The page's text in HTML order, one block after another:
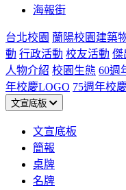
海報街
台北校園 蘭陽校園建築
動 行政活動 校友活動 傑
人物介紹 校園生態 60週
年校慶LOGO 75週年校
文宣底板
文宣底板
簡報
桌牌
名牌